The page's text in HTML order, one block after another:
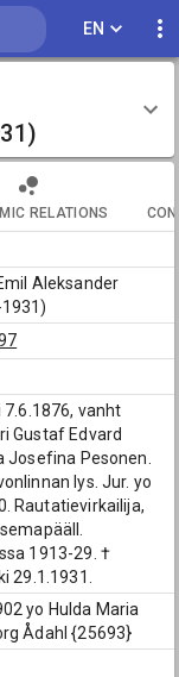
EN
RELATIONS
Aleksander
7.6.1876, vanht
Gustaf Edvard
Josefina Pesonen.
lys. Jur. yo
Rautatievirkailija,
1913-29. †
29.1.1931.
yo Hulda Maria
Ådahl {25693}